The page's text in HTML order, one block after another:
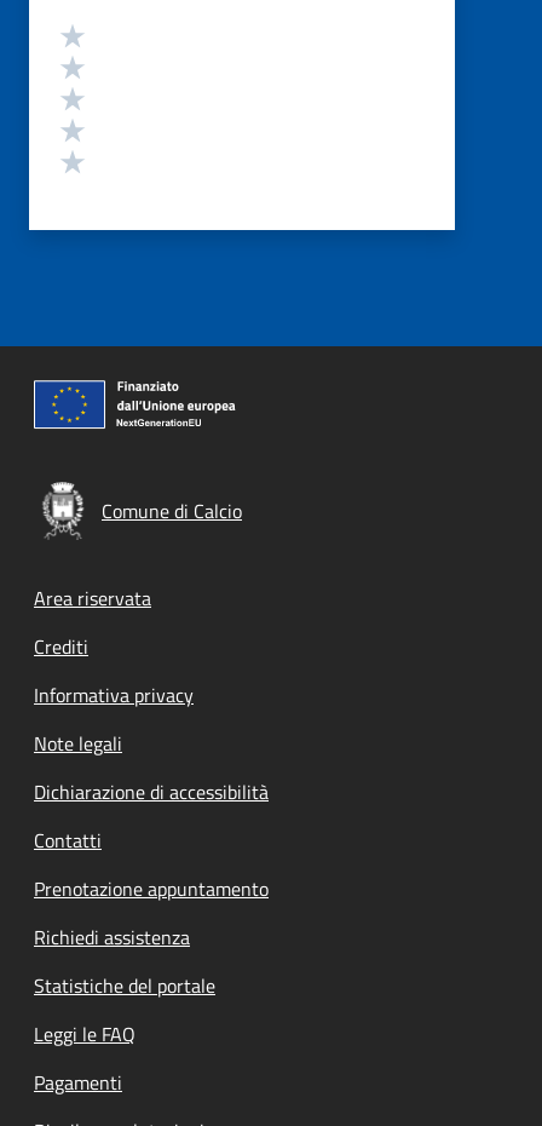
Valutazione
Comune di Calcio
Footer menu
Area riservata
Crediti
Informativa privacy
Note legali
Dichiarazione di accessibilità
Contatti
Prenotazione appuntamento
Richiedi assistenza
Statistiche del portale
Leggi le FAQ
Pagamenti